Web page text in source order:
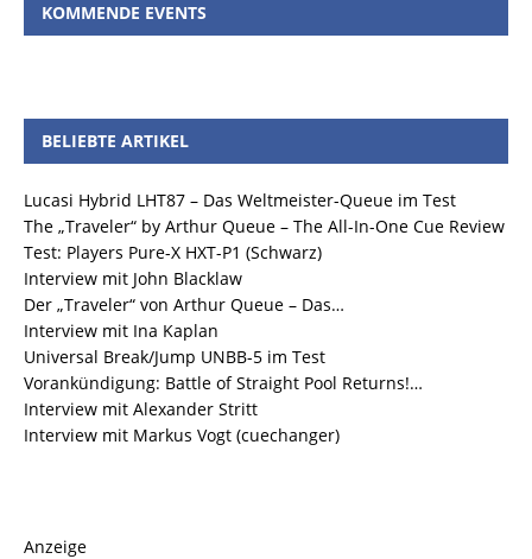
KOMMENDE EVENTS
BELIEBTE ARTIKEL
Lucasi Hybrid LHT87 – Das Weltmeister-Queue im Test
The „Traveler“ by Arthur Queue – The All-In-One Cue Review
Test: Players Pure-X HXT-P1 (Schwarz)
Interview mit John Blacklaw
Der „Traveler“ von Arthur Queue – Das…
Interview mit Ina Kaplan
Universal Break/Jump UNBB-5 im Test
Vorankündigung: Battle of Straight Pool Returns!…
Interview mit Alexander Stritt
Interview mit Markus Vogt (cuechanger)
Anzeige